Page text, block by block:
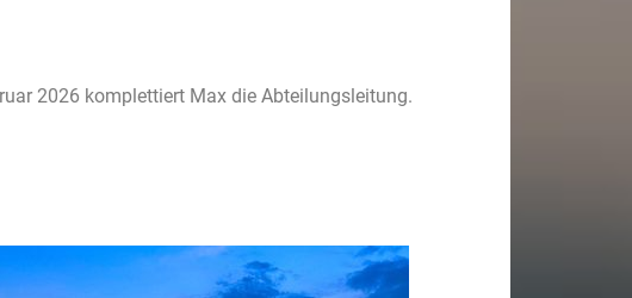
2026 komplettiert Max die Abteilungsleitung.